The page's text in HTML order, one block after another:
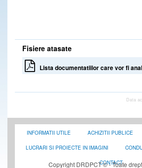
Fisiere atasate
Lista documentatiilor care vor fi analizate in sedinta CTE din data de
Data
INFORMATII UTILE ACHIZITII PUBLICE
LUCRARI SI PROIECTE IN IMAGINI
CONTACT
Copyright DRDPCT © - Toate